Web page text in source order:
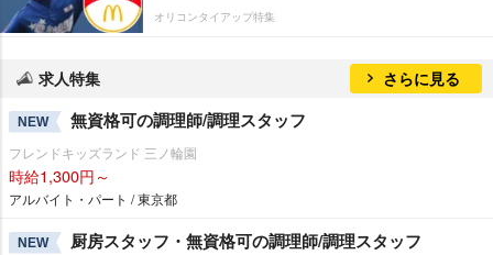
オリコンタイアップ特集
求人特集 さらに見る
NEW 無資格可の調理師/調理スタッフ
フレンドキッズランド 三ノ輪園
時給1,300円～
アルバイト・パート / 東京都
NEW 厨房スタッフ・無資格可の調理師/調理スタッフ